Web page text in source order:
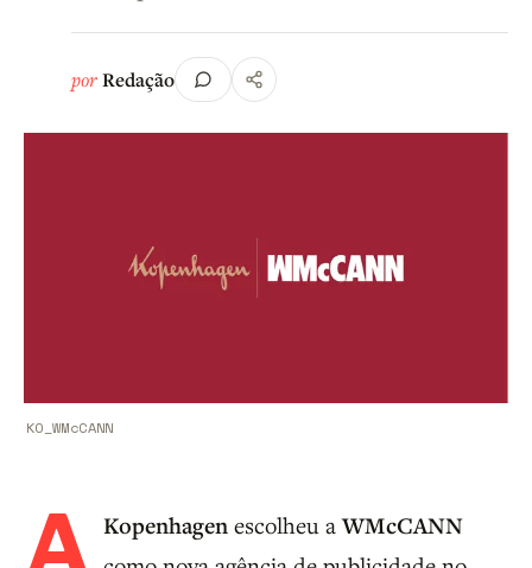
porRedação
KO_WMcCANN
Kopenhagen escolheu aWMcCANN